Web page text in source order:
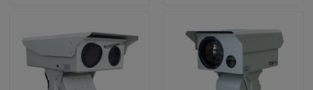
Produk
Tentang kami